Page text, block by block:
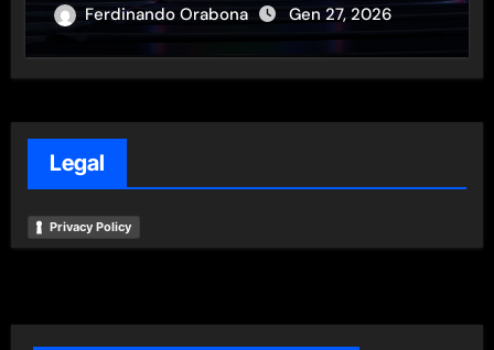
Ferdinando Orabona Gen 27, 2026
Legal
Privacy Policy